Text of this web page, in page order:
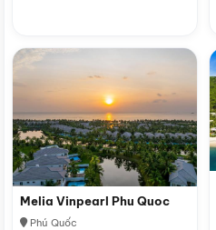
Melia Vinpearl Phu Quoc
Phú Quốc